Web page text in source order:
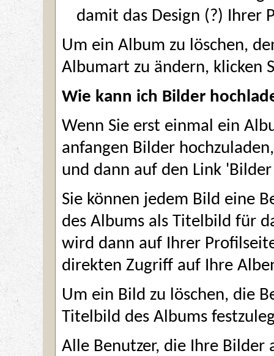
damit das Design (?) Ihrer
Um ein Album zu löschen,
Albumart zu ändern, klicken
Wie kann ich Bilder
Wenn Sie erst einmal ein
anfangen Bilder
und dann auf den Link
Sie können jedem Bild eine
des Albums als Titelbild für
wird dann auf Ihrer
direkten Zugriff auf Ihre
Um ein Bild zu löschen, die
Titelbild des Albums
Alle Benutzer, die Ihre Bilder